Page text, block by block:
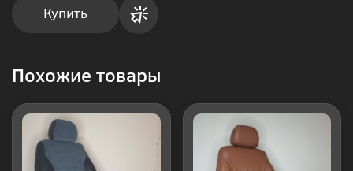
Купить
Похожие товары